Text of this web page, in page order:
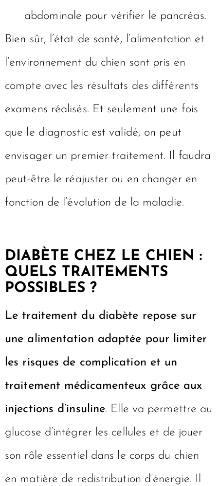
abdominale pour vérifier le pancréas.
Bien sûr, l’état de santé, l’alimentation et
l’environnement du chien sont pris en
compte avec les résultats des différents
examens réalisés. Et seulement une fois
que le diagnostic est validé, on peut
envisager un premier traitement. Il faudra
peut-être le réajuster ou en changer en
fonction de l’évolution de la maladie.
DIABÈTE CHEZ LE CHIEN :
QUELS TRAITEMENTS
POSSIBLES ?
Le traitement du diabète repose sur
une alimentation adaptée pour limiter
les risques de complication et un
traitement médicamenteux grâce aux
injections d’insuline. Elle va permettre au
glucose d’intégrer les cellules et de jouer
son rôle essentiel dans le corps du chien
en matière de redistribution d’énergie. Il